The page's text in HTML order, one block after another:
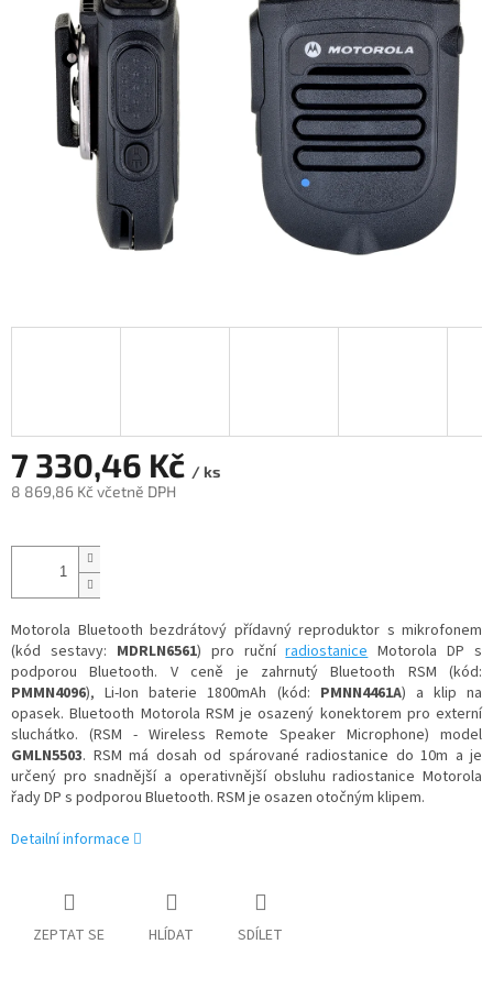
hvězdiček.
7 330,46 Kč / ks
8 869,86 Kč včetně DPH
cena:
Motorola Bluetooth bezdrátový přídavný reproduktor s mikrofonem
(kód sestavy: MDRLN6561) pro ručníradiostaniceMotorola DP s
podporou Bluetooth. V ceně je zahrnutý Bluetooth RSM (kód:
PMMN4096), Li-Ion baterie 1800mAh (kód: PMNN4461A) a klip na
opasek. Bluetooth Motorola RSM je osazený konektorem pro externí
sluchátko. (RSM - Wireless Remote Speaker Microphone) model
GMLN5503. RSM má dosah od spárované radiostanice do 10m a je
určený pro snadnější a operativnější obsluhu radiostanice Motorola
řady DP s podporou Bluetooth. RSM je osazen otočným klipem.
Detailní informace
ZEPTAT SE HLÍDAT SDÍLET